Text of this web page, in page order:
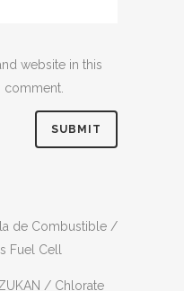
website in this
comment.
de Combustible /
Fuel Cell
/ Chlorate